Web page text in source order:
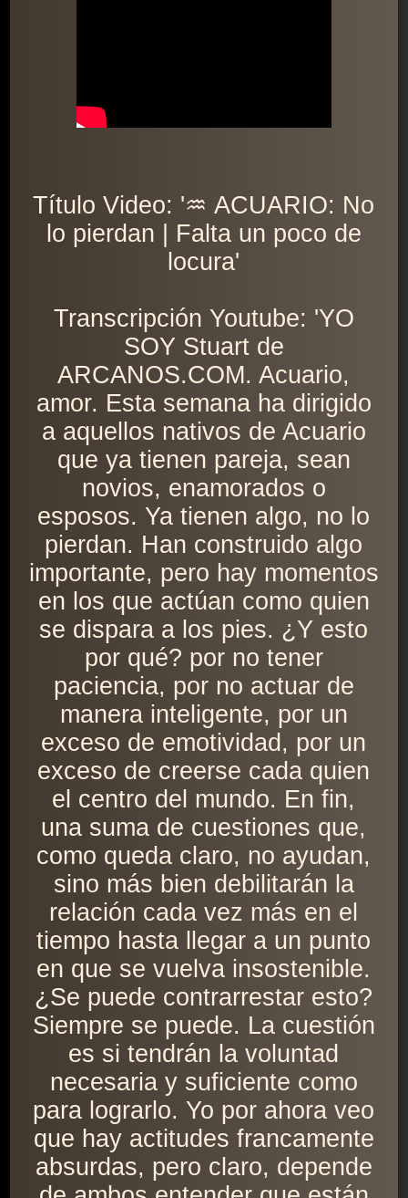
Título Video: '♒ ACUARIO: No
lo pierdan | Falta un poco de
locura'
Transcripción Youtube: 'YO
SOY Stuart de
ARCANOS.COM. Acuario,
amor. Esta semana ha dirigido
a aquellos nativos de Acuario
que ya tienen pareja, sean
novios, enamorados o
esposos. Ya tienen algo, no lo
pierdan. Han construido algo
importante, pero hay momentos
en los que actúan como quien
se dispara a los pies. ¿Y esto
por qué? por no tener
paciencia, por no actuar de
manera inteligente, por un
exceso de emotividad, por un
exceso de creerse cada quien
el centro del mundo. En fin,
una suma de cuestiones que,
como queda claro, no ayudan,
sino más bien debilitarán la
relación cada vez más en el
tiempo hasta llegar a un punto
en que se vuelva insostenible.
¿Se puede contrarrestar esto?
Siempre se puede. La cuestión
es si tendrán la voluntad
necesaria y suficiente como
para lograrlo. Yo por ahora veo
que hay actitudes francamente
absurdas, pero claro, depende